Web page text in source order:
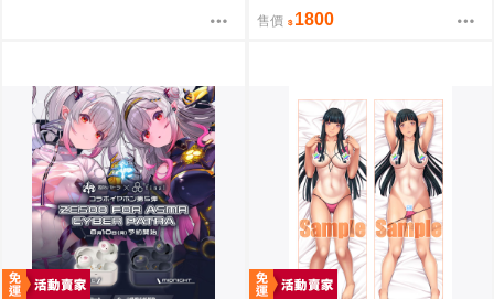
墊 卡墊 中野一花
售價 1800